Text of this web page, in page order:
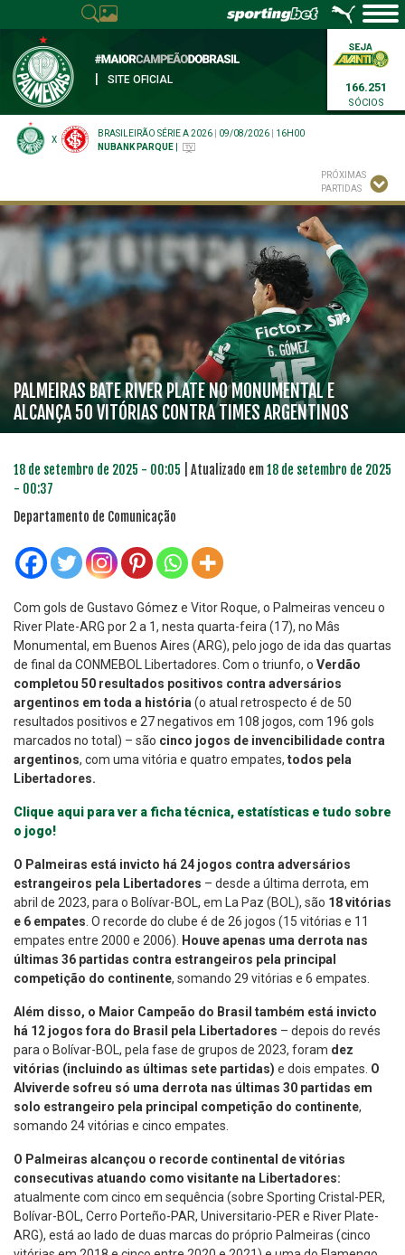
SITE OFICIAL
166.251
SÓCIOS
X
BRASILEIRÃO SÉRIE A 2026 09/08/2026
16H00
NUBANK PARQUE
PRÓXIMAS
PARTIDAS
PALMEIRAS BATE RIVER PLATE NO MONUMENTAL E
ALCANÇA 50 VITÓRIAS CONTRA TIMES ARGENTINOS
18 de setembro de 2025 - 00:05 | Atualizado em18 de setembro de 2025
- 00:37
Departamento de Comunicação
Com gols de Gustavo Gómez e Vitor Roque, o Palmeiras venceu o
River Plate-ARG por 2 a 1, nesta quarta-feira (17), no Mâs
Monumental, em Buenos Aires (ARG), pelo jogo de ida das quartas
de final da CONMEBOL Libertadores. Com o triunfo, o Verdão
completou 50 resultados positivos contra adversários
argentinos em toda a história (o atual retrospecto é de 50
resultados positivos e 27 negativos em 108 jogos, com 196 gols
marcados no total) – são cinco jogos de invencibilidade contra
argentinos, com uma vitória e quatro empates, todos pela
Libertadores.
Clique aqui para ver a ficha técnica, estatísticas e tudo sobre
o jogo!
O Palmeiras está invicto há 24 jogos contra adversários
estrangeiros pela Libertadores – desde a última derrota, em
abril de 2023, para o Bolívar-BOL, em La Paz (BOL), são 18 vitórias
e 6 empates . O recorde do clube é de 26 jogos (15 vitórias e 11
empates entre 2000 e 2006).
Houve apenas uma derrota nas
últimas 36 partidas contra estrangeiros pela principal
competição do continente, somando 29 vitórias e 6 empates.
Além disso, o Maior Campeão do Brasil também está invicto
há 12 jogos fora do Brasil pela Libertadores – depois do revés
para o Bolívar-BOL, pela fase de grupos de 2023, foram dez
vitórias (incluindo as últimas sete partidas) e dois empates. O
Alviverde sofreu só uma derrota nas últimas 30 partidas em
solo estrangeiro pela principal competição do continente,
somando 24 vitórias e cinco empates.
O Palmeiras alcançou o recorde continental de vitórias
consecutivas atuando como visitante na Libertadores:
atualmente com cinco em sequência (sobre Sporting Cristal-PER,
Bolívar-BOL, Cerro Porteño-PAR, Universitario-PER e River Plate-
ARG), está ao lado de duas marcas do próprio Palmeiras (cinco